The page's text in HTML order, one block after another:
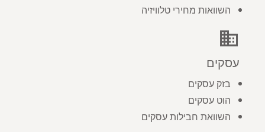
השוואות מחירי טלוויזיה
business
עסקים
בזק עסקים
הוט עסקים
השוואת חבילות עסקים